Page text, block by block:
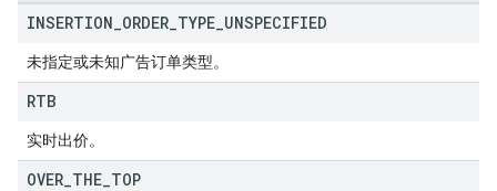
INSERTION ORDER TYPE UNSPECIFIED
未指定或未知广告订单类型。
RTB
实时出价。
OVER THE TOP